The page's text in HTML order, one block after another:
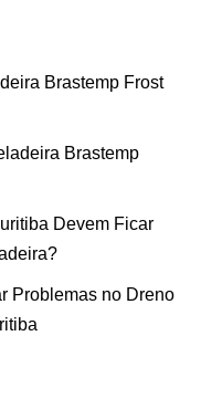
Brastemp Frost
Brastemp
Devem Ficar
Problemas no Dreno